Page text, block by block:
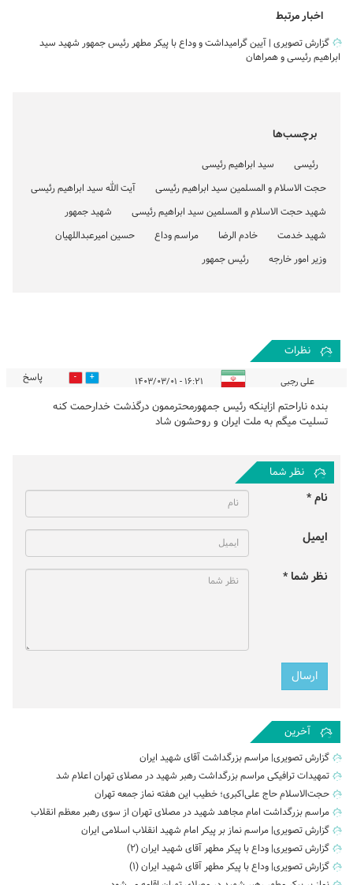
اخبار مرتبط
گزارش تصویری | آیین گرامیداشت و وداع با پیکر مطهر رئیس جمهور شهید سید
ابراهیم رئیسی و همراهان
برچسب‌ها
رئیسی
سید ابراهیم رئیسی
حجت الاسلام و المسلمین سید ابراهیم رئیسی
آیت الله سید ابراهیم رئیسی
شهید حجت الاسلام و المسلمین سید ابراهیم رئیسی
شهید جمهور
شهید خدمت
خادم الرضا مراسم وداع
حسین امیرعبداللهیان
وزیر امور خارجه
رئیس جمهور
نظرات
علی رجبی ۱۶:۲۱ - ۱۴۰۳/۰۳/۰۱ 2 پاسخ
بنده ناراحتم ازاینکه رئیس جمهورمحترممون درگذشت خدارحمت کنه
تسلیت میگم به ملت ایران و روحشون شاد
نظر شما
نام *
ایمیل
نظر شما *
آخرین
گزارش تصویری| مراسم بزرگداشت آقای شهید ایران
تمهیدات ترافیکی مراسم بزرگداشت رهبر شهید در مصلای تهران اعلام شد
حجت‌الاسلام حاج علی‌اکبری؛ خطیب این هفته نماز جمعه تهران
مراسم بزرگداشت امام مجاهد شهید در مصلای تهران از سوی رهبر معظم انقلاب
گزارش تصویری| مراسم نماز بر پیکر امام شهید انقلاب اسلامی ایران
گزارش تصویری| وداع با پیکر مطهر آقای شهید ایران (2)
گزارش تصویری| وداع با پیکر مطهر آقای شهید ایران (1)